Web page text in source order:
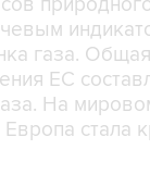
газа.
ЕС
На
Европа стала